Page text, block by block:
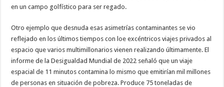
en un campo golfístico para ser regado.
Otro ejemplo que desnuda esas asimetrías contaminantes se vio
reflejado en los últimos tiempos con loe excéntricos viajes privados al
espacio que varios multimillonarios vienen realizando últimamente. El
informe de la Desigualdad Mundial de 2022 señaló que un viaje
espacial de 11 minutos contamina lo mismo que emitirían mil millones
de personas en situación de pobreza. Produce 75 toneladas de